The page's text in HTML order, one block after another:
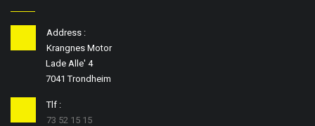
Address :
Krangnes Motor
Lade Alle' 4
7041 Trondheim
Tlf :
73 52 15 15